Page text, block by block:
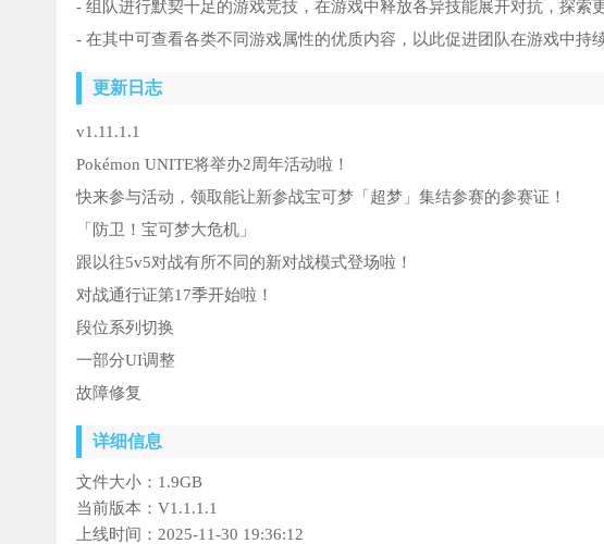
- 组队进行默契十足的游戏竞技，在游戏中释放各异技能展开对抗，探索
- 在其中可查看各类不同游戏属性的优质内容，以此促进团队在游戏中持
更新日志
v1.11.1.1
Pokémon UNITE将举办2周年活动啦！
快来参与活动，领取能让新参战宝可梦「超梦」集结参赛的参赛证！
「防卫！宝可梦大危机」
跟以往5v5对战有所不同的新对战模式登场啦！
对战通行证第17季开始啦！
段位系列切换
一部分UI调整
故障修复
详细信息
文件大小： 1.9GB
当前版本： V1.1.1.1
上线时间： 2025-11-30 19:36:12